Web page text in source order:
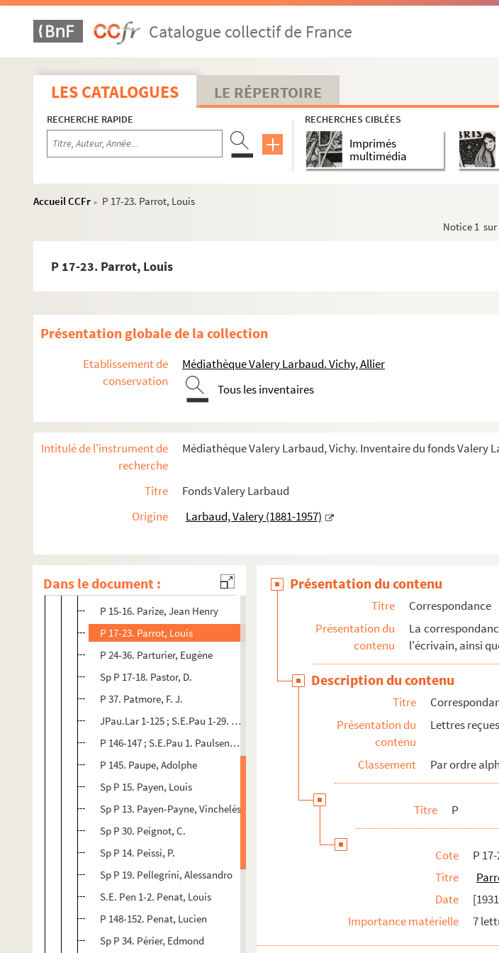
Catalogue collectif de France
LES CATALOGUES LE RÉPERTOIRE
RECHERCHE RAPIDE RECHERCHES CIBLÉES
Imprimés
multimédia
Accueil CCFr >
P 17-23. Parrot, Louis
Notice 1
P 17-23. Parrot, Louis
Présentation globale de la collection
Etablissement de
conservation
Médiathèque Valery Larbaud. Vichy, Allier
Tous les inventaires
Intitulé de l'instrument de
recherche
Médiathèque Valery Larbaud, Vichy. Inventaire du fonds Valery
Titre
Fonds Valery Larbaud
Origine
Larbaud, Valery (1881-1957)
Dans le document :
C
D
E
F
G
H
P 1. Padrón, Julián
P 2-9. Palivec, Josef
Sp P 8 ; 10. Palmarocchi, Roberto
S.E. Pan 1. Pantzer, E..
Sp P 11-11bis. Parain, Charles
Sp P 12 ; S.E.Par 1. Parenseau, S.
P 15-16. Parize, Jean Henry
P 17-23. Parrot, Louis
P 24-36. Parturier, Eugène
Sp P 17-18. Pastor, D.
P 37. Patmore, F. J.
JPau.Lar 1-125 ; S.E.Pau 1-29. Paulhan, Jean
P 146-147 ; S.E.Pau 1. Paulsen, Elisabeth
P 145. Paupe, Adolphe
Sp P 15. Payen, Louis
Sp P 13. Payen-Payne, Vinchelés
Sp P 30. Peignot, C.
Sp P 14. Peissi, P.
Sp P 19. Pellegrini, Alessandro
S.E. Pen 1-2. Penat, Louis
P 148-152. Penat, Lucien
Sp P 34. Périer, Edmond
Présentation du contenu
Titre
Correspondance
Présentation du
contenu
La
l'écrivain, ainsi
Description du contenu
Titre
Présentation du
contenu
Lettres
Classement Par ordre
Titre P
Cote
P
Titre
Date
Importance matérielle
7